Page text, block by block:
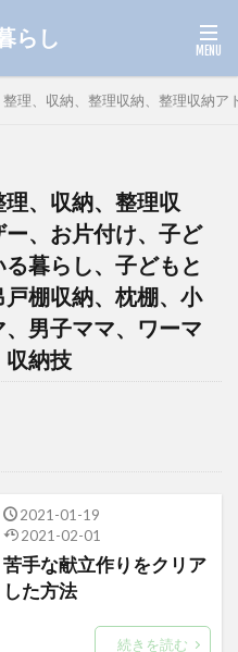
らし
理、収納、整理収納、整理収納
、収納、整理収
、お片付け、子ど
暮らし、子どもと
棚収納、枕棚、小
男子ママ、ワーマ
収納技
2021-01-19
2021-02-01
苦手な献立作りをクリア
した方法
続きを読む